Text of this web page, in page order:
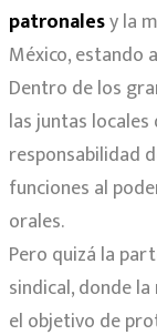
patronalesy la
México, estando
Dentro de los
las juntas
responsabilidad
funciones al
orales.
Pero quizá la
sindical, donde
el objetivo de